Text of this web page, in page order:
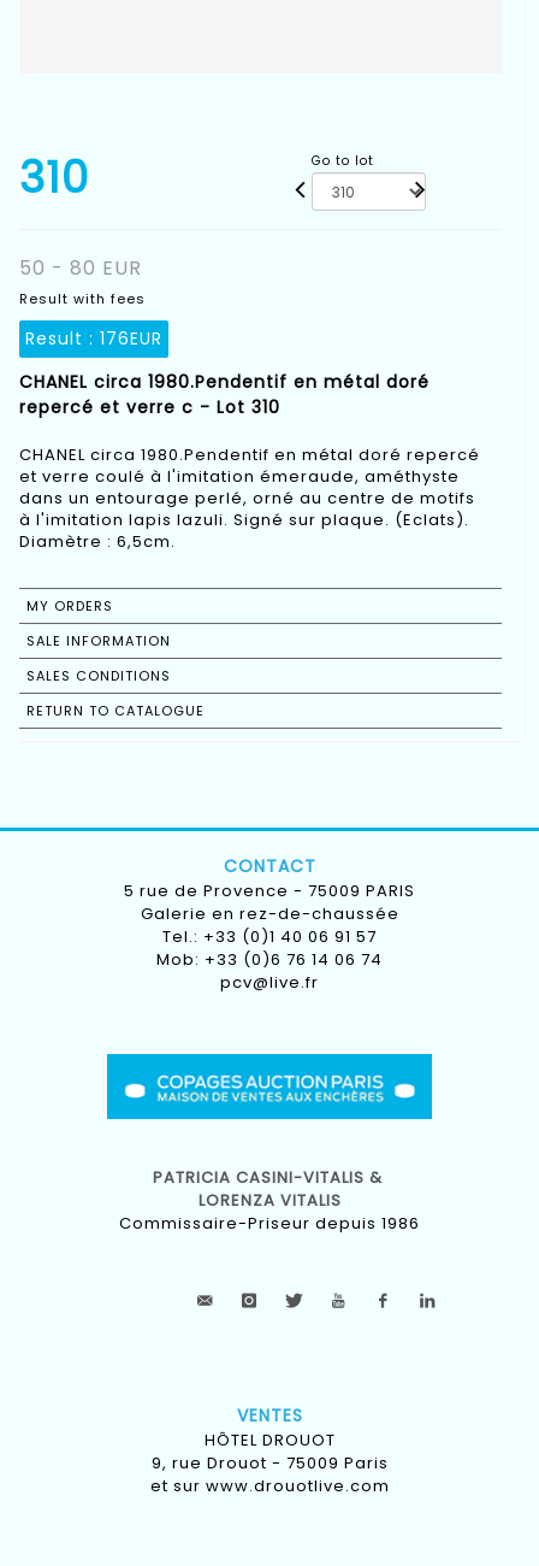
310 Go to lot
50 - 80 EUR
Result with fees
Result : 176EUR
CHANEL circa 1980.Pendentif en métal doré
repercé et verre c - Lot 310
CHANEL circa 1980.Pendentif en métal doré repercé
et verre coulé à l'imitation émeraude, améthyste
dans un entourage perlé, orné au centre de motifs
à l'imitation lapis lazuli. Signé sur plaque. (Eclats).
Diamètre : 6,5cm.
MY ORDERS
SALE INFORMATION
SALES CONDITIONS
RETURN TO CATALOGUE
CONTACT
5 rue de Provence - 75009 PARIS
Galerie en rez-de-chaussée
Tel.: +33 (0)1 40 06 91 57
Mob: +33 (0)6 76 14 06 74
pcv@live.fr
PATRICIA CASINI-VITALIS &
LORENZA VITALIS
Commissaire-Priseur depuis 1986
VENTES
HÔTEL DROUOT
9, rue Drouot - 75009 Paris
et sur www.drouotlive.com